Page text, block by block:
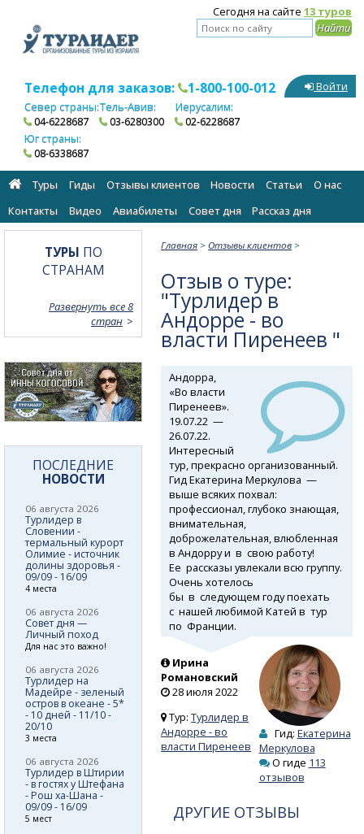
Сегодня на сайте 13 туров
Телефон для заказов: 1-800-100-012
Север страны:
04-6228687
Тель-Авив:
03-6280300
Иерусалим:
02-6228687
Юг страны:
08-6338687
Войти
Туры Гиды Отзывы клиентов Новости Статьи
О нас
Контакты
Видео Авиабилеты Cовет дня Рассказ дня
Главная > Отзывы клиентов >
Отзыв о туре:
"Турлидер в
Андорре - во
власти Пиренеев "
Андорра,
«Во власти
Пиренеев».
19.07.22 —
26.07.22.
Интересный
тур, прекрасно организованный.
Гид Екатерина Меркулова —
выше всяких похвал:
профессионал, глубоко знающая,
внимательная,
доброжелательная, влюбленная
в Андорру и в свою работу!
Ее рассказы увлекали всю группу.
Очень хотелось
бы в следующем году поехать
с нашей любимой Катей в тур
по Франции.
Ирина
Романовский
28 июля 2022
Тур:Турлидер в
Андорре - во
власти Пиренеев
Гид: Екатерина
Меркулова
О гиде 113
отзывов
ДРУГИЕ ОТЗЫВЫ
ТУРЫ ПО
СТРАНАМ
Развернуть все 8
стран
ПОСЛЕДНИЕ
НОВОСТИ
06 августа 2026
Турлидер в
Словении -
термальный курорт
Олимие - источник
долины здоровья -
09/09 - 16/09
4 места
06 августа 2026
Совет дня —
Личный поход
Для нас это важно!
06 августа 2026
Турлидер на
Мадейре - зеленый
остров в океане - 5*
- 10 дней - 11/10 -
20/10
3 места
06 августа 2026
Турлидер в Штирии
- в гостях у Штефана
- Рош ха-Шана -
09/09 - 16/09
5 мест